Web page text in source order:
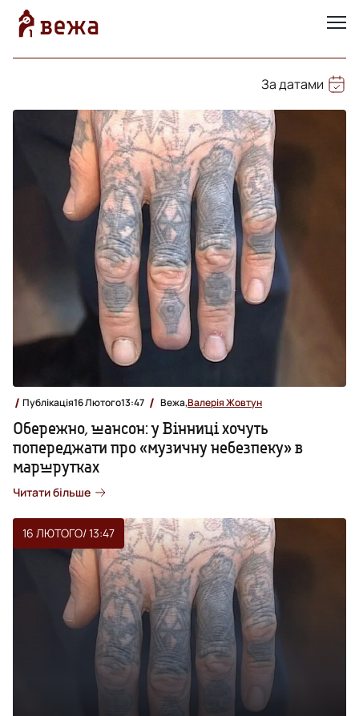
За датами
Публікація16 Лютого13:47 Вежа,Валерія Жовтун
Обережно, шансон: у Вінниці хочуть
попереджати про «музичну небезпеку» в
маршрутках
Читати більше
16 ЛЮТОГО/ 13:47